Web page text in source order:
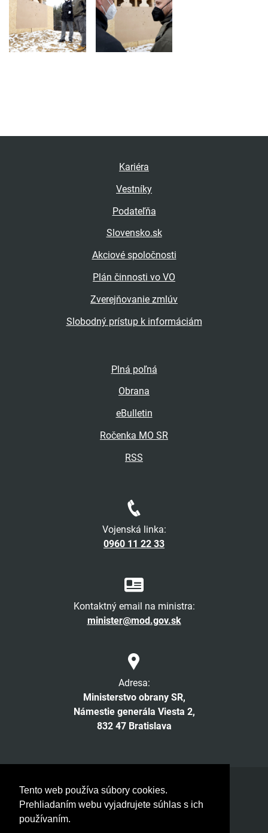
Tento web používa súbory cookies.
Prehliadaním webu vyjadrujete súhlas s ich
používaním.
Kariéra
Vestníky
Podateľňa
Slovensko.sk
Akciové spoločnosti
Plán činnosti vo VO
Zverejňovanie zmlúv
Slobodný prístup k informáciám
Plná poľná
Obrana
eBulletin
Ročenka MO SR
RSS
Vojenská linka:
0960 11 22 33
Kontaktný email na ministra:
minister@mod.gov.sk
Adresa:
Ministerstvo obrany SR,
Námestie generála Viesta 2,
832 47 Bratislava
Facebook
TwitterInstagram
YouTube